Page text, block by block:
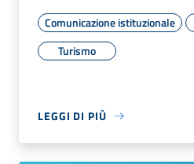
Comunicazione istituzionale
Turismo
LEGGI DI PIÙ